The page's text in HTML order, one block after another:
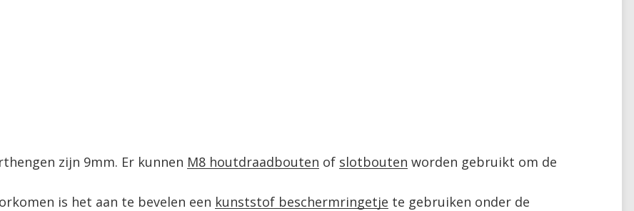
zijn 9mm. Er kunnen M8 houtdraadbouten of slotbouten worden gebruikt om de
is het aan te bevelen een kunststof beschermringetje te gebruiken onder de